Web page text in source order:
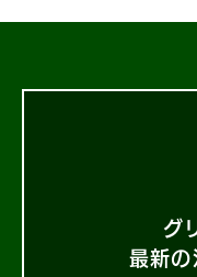
グ
最新の